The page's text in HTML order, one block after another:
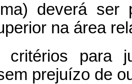
deverá ser
na área
para
prejuízo de